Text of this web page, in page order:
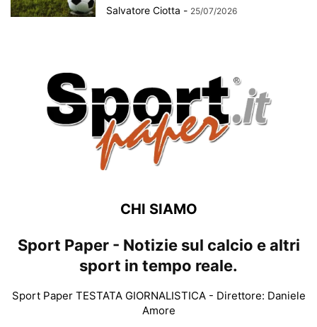
Salvatore Ciotta - 25/07/2026
CHI SIAMO
Sport Paper - Notizie sul calcio e altri
sport in tempo reale.
Sport Paper TESTATA GIORNALISTICA - Direttore: Daniele
Amore